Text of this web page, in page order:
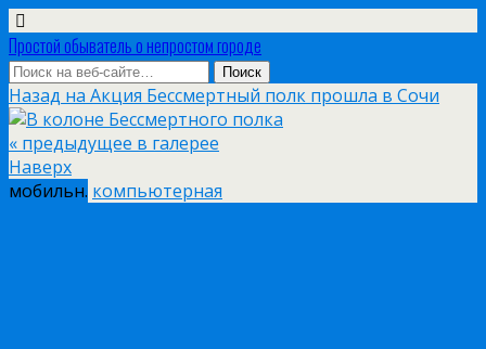
Простой обыватель о непростом городе
Назад на Акция Бессмертный полк прошла в Сочи
« предыдущее в галерее
Наверх
мобильн. компьютерная